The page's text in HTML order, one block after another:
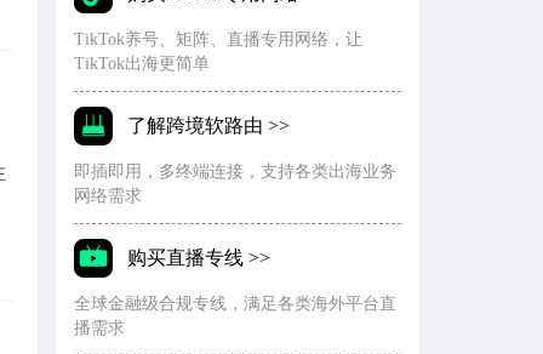
TikTok养号、矩阵、直播专用网络，让
TikTok出海更简单
了解跨境软路由 >>
即插即用，多终端连接，支持各类出海业务
网络需求
购买直播专线 >>
全球金融级合规专线，满足各类海外平台直
播需求